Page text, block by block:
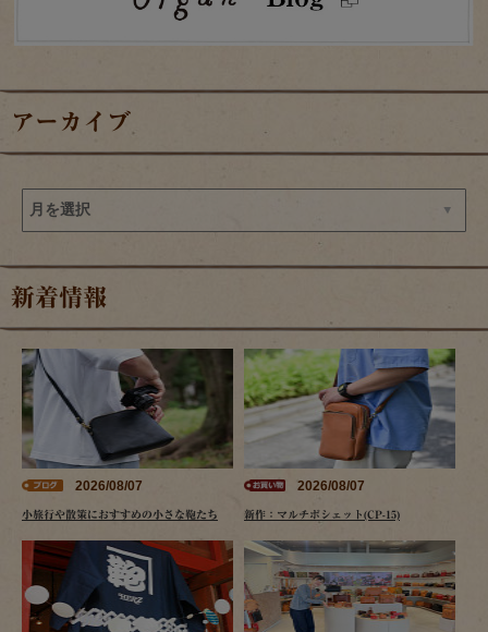
アーカイブ
新着情報
2026/08/07
小旅行や散策におすすめの小さな鞄たち
2026/08/07
新作：マルチポシェット(CP-15)